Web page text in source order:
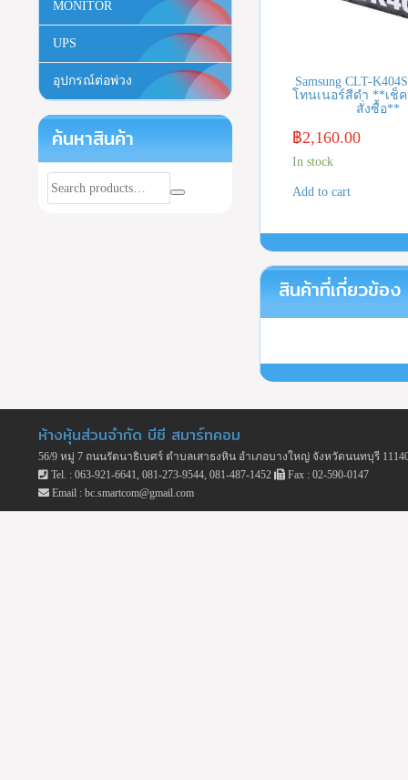
Samsung CLT-
โทนเนอร์สีดำ **เช็
สั่งซื้อ**
฿2,160.00
In stock
Add to cart
สินค้าที่เกี่ยวข้อง
MONITOR
UPS
อุปกรณ์ต่อพ่วง
ค้นหาสินค้า
ห้างหุ้นส่วนจำกัด บีซี สมาร์ทคอม
56/9 หมู่ 7 ถนนรัตนาธิเบศร์ ตำบลเสาธงหิน อำเภอบางใหญ่ จังหวัดนนทบุรี
Tel. : 063-921-6641, 081-273-9544, 081-487-1452
Fax : 02-590-0147
Email : bc.smartcom@gmail.com